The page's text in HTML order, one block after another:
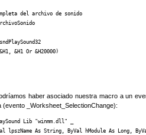
del archivo de sonido
&H1 Or &H20000)
haber asociado nuestra macro a un
(evento _Worksheet_SelectionChange):
Lib "winmm.dll" _
lpszName As String, ByVal hModule As Long,